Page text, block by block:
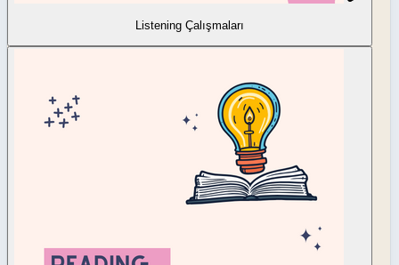
Listening Çalışmaları